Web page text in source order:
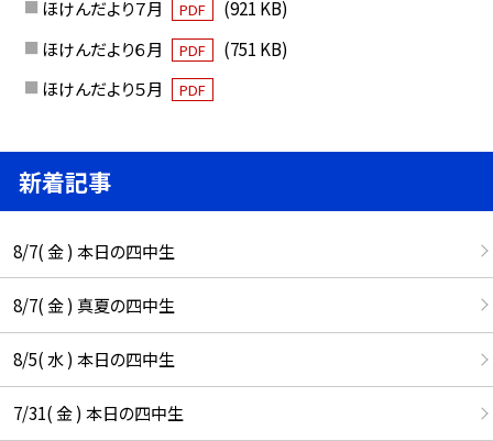
ほけんだより７月 PDF
(921 KB)
ほけんだより６月
PDF
(751 KB)
ほけんだより５月
PDF
新着記事
8/7( 金 ) 本日の四中生
8/7( 金 ) 真夏の四中生
8/5( 水 ) 本日の四中生
7/31( 金 ) 本日の四中生